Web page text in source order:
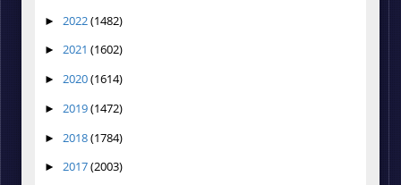
► 2022(1482)
► 2021 (1602)
► 2020(1614)
► 2019(1472)
► 2018(1784)
► 2017(2003)